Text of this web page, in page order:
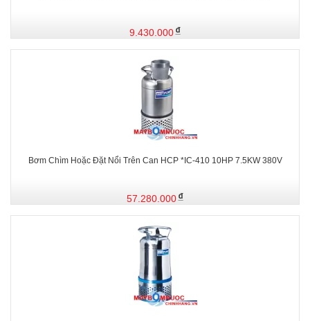
9.430.000
Bơm Chìm Hoặc Đặt Nổi Trên Can HCP *IC-410 10HP 7.5KW 380V
57.280.000